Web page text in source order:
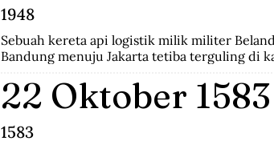
1948
Sebuah kereta api logistik milik militer
Bandung menuju Jakarta tetiba terguling di
22 Oktober 1583
1583